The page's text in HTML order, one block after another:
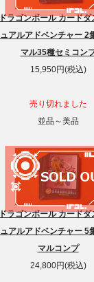
ドラゴンボール カードダ
ュアルアドベンチャー 2
マル35種セミコン
15,950円(税込)
売り切れました
並品～美品
ドラゴンボール カードダ
ュアルアドベンチャー 5
マルコンプ
24,800円(税込)